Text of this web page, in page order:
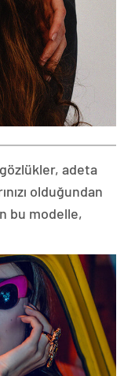
adeta
olduğundan
bu modelle,